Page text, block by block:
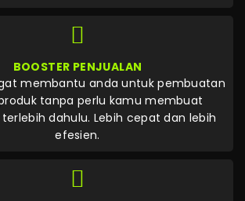
BOOSTER PENJUALAN
membantu anda untuk pembuatan
tanpa perlu kamu membuat
dahulu. Lebih cepat dan lebih
efesien.